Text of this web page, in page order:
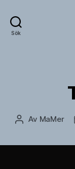
Sök
Av MaMer